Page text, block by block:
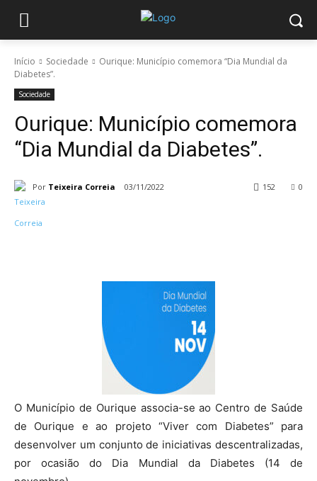
Início Sociedade
Ourique: Município comemora “Dia Mundial da
Diabetes”.
Sociedade
Ourique: Município comemora
“Dia Mundial da Diabetes”.
Por Teixeira Correia 03/11/2022 0
152
O Município de Ourique associa-se ao Centro de Saúde
de Ourique e ao projeto “Viver com Diabetes” para
desenvolver um conjunto de iniciativas descentralizadas,
por ocasião do Dia Mundial da Diabetes (14 de